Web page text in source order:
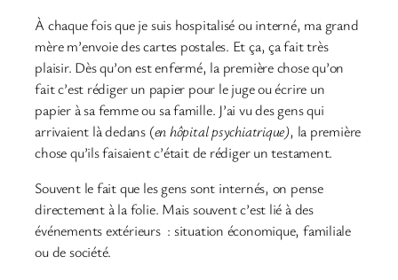
À chaque fois que je suis hospitalisé ou interné, ma grand
mère m’envoie des cartes postales. Et ça, ça fait très
plaisir. Dès qu’on est enfermé, la première chose qu’on
fait c’est rédiger un papier pour le juge ou écrire un
papier à sa femme ou sa famille. J’ai vu des gens qui
arrivaient là dedans (en hôpital psychiatrique), la première
chose qu’ils faisaient c’était de rédiger un testament.
Souvent le fait que les gens sont internés, on pense
directement à la folie. Mais souvent c’est lié à des
événements extérieurs : situation économique, familiale
ou de société.